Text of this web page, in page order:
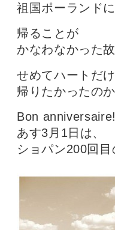
祖国ポーランド
帰ることが
かなわなかった
せめてハートだ
帰りたかったの
Bon
あす3月1日は、
ショパン200回